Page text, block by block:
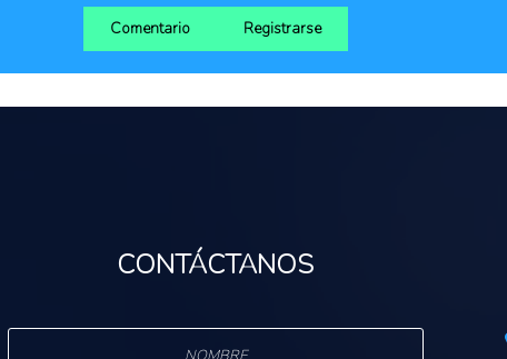
Comentario Registrarse
CONTÁCTANOS